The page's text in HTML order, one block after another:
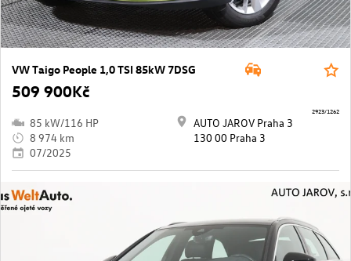
VW Taigo People 1,0 TSI 85kW 7DSG
509 900Kč
85 kW/116 HP
8 974 km
07/2025
AUTO JAROV Praha 3
130 00 Praha 3
2923/1262